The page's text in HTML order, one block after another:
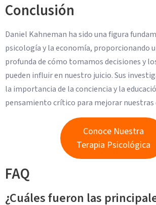
Conclusión
Daniel Kahneman ha sido una figura
psicología y la economía, proporcionando
profunda de cómo tomamos decisiones y
pueden influir en nuestro juicio. Sus
la importancia de la conciencia y la
pensamiento crítico para mejorar nuestras
Conoce Nuestra
Terapia Psicológica
FAQ
¿Cuáles fueron las